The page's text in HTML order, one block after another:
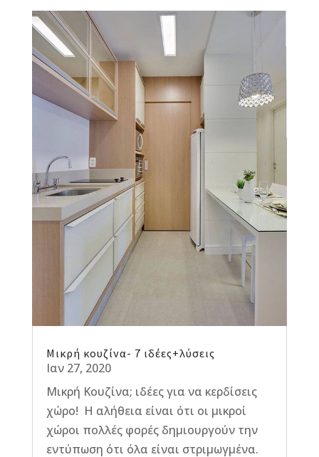
Μικρή κουζίνα- 7 ιδέες+λύσεις
Ιαν 27, 2020
Μικρή Κουζίνα; ιδέες για να κερδίσεις
χώρο! Η αλήθεια είναι ότι οι μικροί
χώροι πολλές φορές δημιουργούν την
εντύπωση ότι όλα είναι στριμωγμένα.